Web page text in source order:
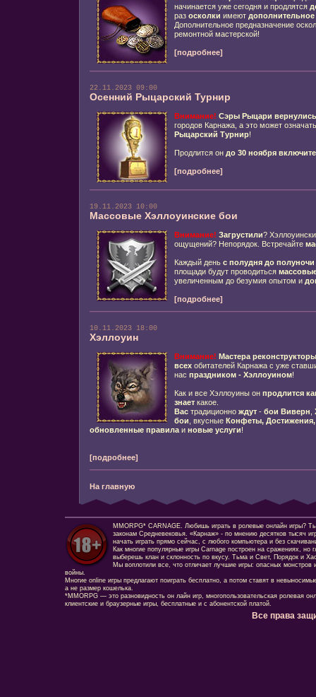
начинается уже сегодня и продлятся
раз осколки имеют дополнительное
Дополнительное предназначение
ремонтной мастерской!
[подробнее]
22.11.2023 09:00
Осенний Рыцарский Турнир
Внимание! Сэры Рыцари вернулись
городов Карнажа, а это может
Рыцарский Турнир!
Продлится он до 30 ноября
[подробнее]
19.11.2023 10:00
Массовые Хэллоуинские бои
Внимание! Загрустили?
ощущений? Непорядок. Встречайте
Каждый день с полудня до полуночи
площади будут проводиться
увеличенным до безумия опытом и
[подробнее]
10.11.2023 18:00
Хэллоуин
Внимание! Мастера реконструкторы
всехобитателей Карнажа с уже
нас праздником - Хэллоуином!
Как и все Хэллоуины он продлится
знаеткакое.
Вастрадиционно ждут- бои Виверн
бои , вкусные Конфеты,
обновленные правилаи новые услуги!
[подробнее]
На главную
MMORPG* CARNAGE. Любишь играть в ролевые онлайн игры?
законам Средневековья. «Карнаж» - по мнению десятков тысяч
начать играть прямо сейчас, с любого компьютера и без
Как многие популярные игры Carnage построен на сражениях, но
выберешь клан и склонность по вкусу. Тьма и Свет, Порядок и
Мы воплотили все, что отличает лучшие игры: опасных монстров
войны.
Многие online игры предлагают поиграть бесплатно, а потом ставят в
а не размер кошелька.
*MMORPG — это разновидность он лайн игр, многопользовательская ролевая
клиентские и браузерные игры, бесплатные и с абонентской платой.
Все права